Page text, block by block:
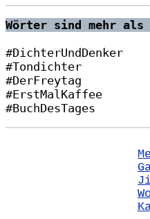
Wörter sind mehr als
#DichterUndDenker
#Tondichter
#DerFreytag
#ErstMalKaffee
#BuchDesTages